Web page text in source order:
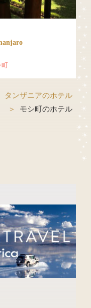
町
タンザニアのホテル
モシ町のホテル